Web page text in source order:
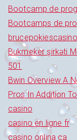
Bootcamp de
Bootcamps de
brucepokiescasino
Bukmeker şirkəti
501
Bwin Overview A
Pros In Addition
casino
casino en ligne fr
casino onlina ca